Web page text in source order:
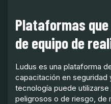
Plataformas
de equipo de
Ludus es una plataforma
capacitación en seguridad
tecnología puede
peligrosos o de riesgo, de